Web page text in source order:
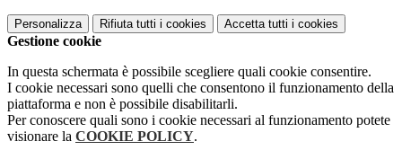
Personalizza Rifiuta tutti i cookies Accetta tutti i cookies
Gestione cookie
In questa schermata è possibile scegliere quali cookie consentire.
I cookie necessari sono quelli che consentono il funzionamento della
piattaforma e non è possibile disabilitarli.
Per conoscere quali sono i cookie necessari al funzionamento potete
visionare la COOKIE POLICY.